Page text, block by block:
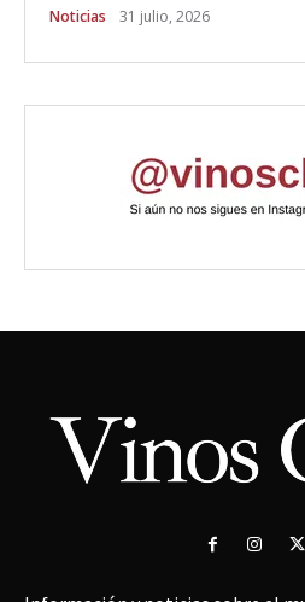
Noticias 31 julio, 2026